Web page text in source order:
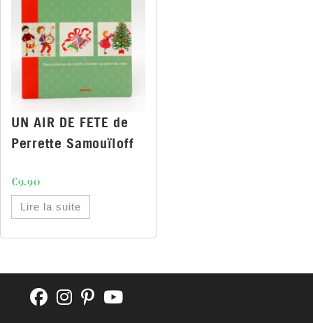
UN AIR DE FETE de
Perrette Samouïloff
€9.90
Lire la suite